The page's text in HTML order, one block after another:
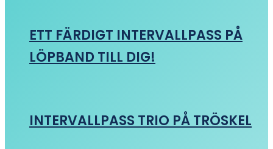
ETT FÄRDIGT INTERVALLPASS PÅ
LÖPBAND TILL DIG!
INTERVALLPASS TRIO PÅ TRÖSKEL